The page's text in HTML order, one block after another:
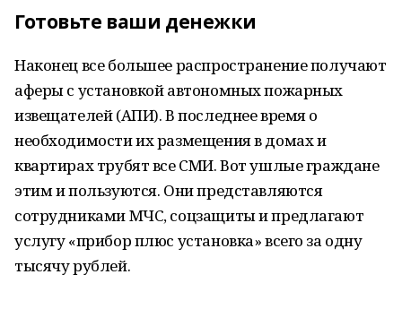
Готовьте ваши денежки
Наконец все большее распространение получают
аферы с установкой автономных пожарных
извещателей (АПИ). В последнее время о
необходимости их размещения в домах и
квартирах трубят все СМИ. Вот ушлые граждане
этим и пользуются. Они представляются
сотрудниками МЧС, соцзащиты и предлагают
услугу «прибор плюс установка» всего за одну
тысячу рублей.